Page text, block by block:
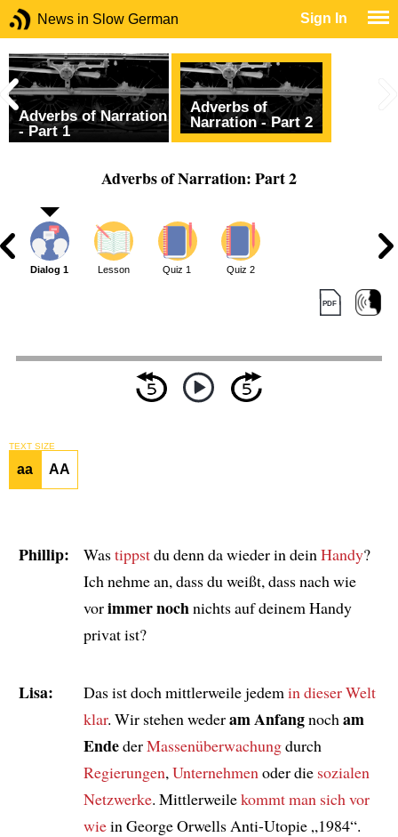
News in Slow German Sign In
Adverbs of Narration
- Part 1
Adverbs of
Narration - Part 2
Adverbs of Narration: Part 2
Dialog 1 Lesson Quiz 1 Quiz 2
TEXT SIZE
aa AA
Phillip: Wastippstdu denn da wieder in dein Handy?
Ich nehme an, dass du weißt, dass nach wie
vorimmer nochnichts auf deinem Handy
privat ist?
Lisa: Das ist doch mittlerweile jedem in dieser Welt
klar. Wir stehen wederam Anfangnoch am
EndederMassenüberwachungdurch
Regierungen, Unternehmen oder die sozialen
Netzwerke. Mittlerweilekommt man sich vor
wiein George Orwells Anti-Utopie „1984“.